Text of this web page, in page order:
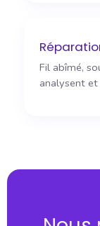
Fil abîmé,
analysent et